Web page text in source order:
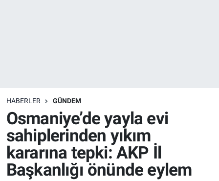
HABERLER GÜNDEM
Osmaniye’de yayla evi
sahiplerinden yıkım
kararına tepki: AKP İl
Başkanlığı önünde eylem